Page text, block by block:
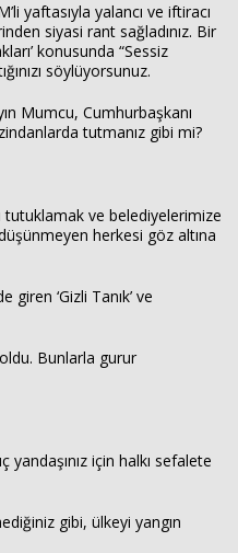
yaftasıyla yalancı ve iftiracı
siyasi rant sağladınız. Bir
konusunda “Sessiz
söylüyorsunuz.
Mumcu, Cumhurbaşkanı
tutmanız gibi mi?
tutuklamak ve belediyelerimize
herkesi göz altına
‘Gizli Tanık’ ve
Bunlarla gurur
yandaşınız için halkı sefalete
gibi, ülkeyi yangın